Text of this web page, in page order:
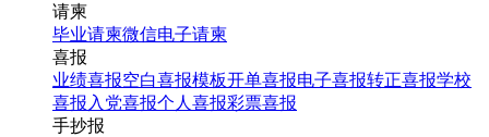
请柬
毕业请柬微信电子请柬
喜报
业绩喜报空白喜报模板开单喜报电子喜报转正喜报学校
喜报 入党喜报个人喜报彩票喜报
手抄报